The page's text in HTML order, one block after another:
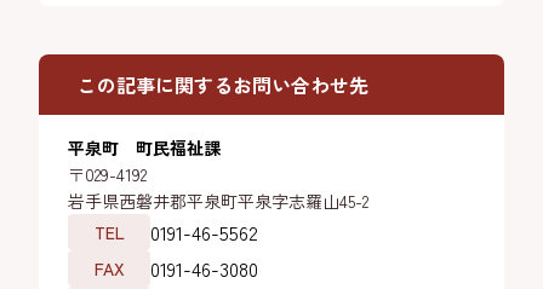
この記事に関するお問い合わせ先
平泉町 町民福祉課
〒029-4192
岩手県西磐井郡平泉町平泉字志羅山45-2
TEL
0191-46-5562
FAX 0191-46-3080